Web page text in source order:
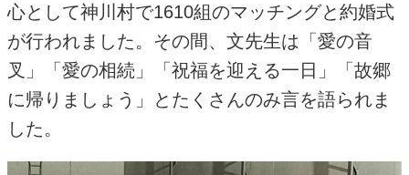
心として神川村で1610組のマッチングと約婚式
が行われました。その間、文先生は「愛の音
叉」「愛の相続」「祝福を迎える一日」「故郷
に帰りましょう」とたくさんのみ言を語られま
した。